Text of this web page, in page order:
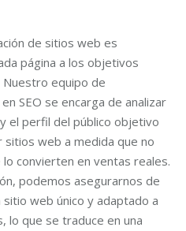
de sitios web es
página a los objetivos
Nuestro equipo de
SEO se encarga de analizar
el perfil del público objetivo
web a medida que no
convierten en ventas reales.
podemos asegurarnos de
web único y adaptado a
lo que se traduce en una